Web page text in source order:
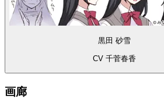
黒田 砂雪
CV 千菅春香
画廊